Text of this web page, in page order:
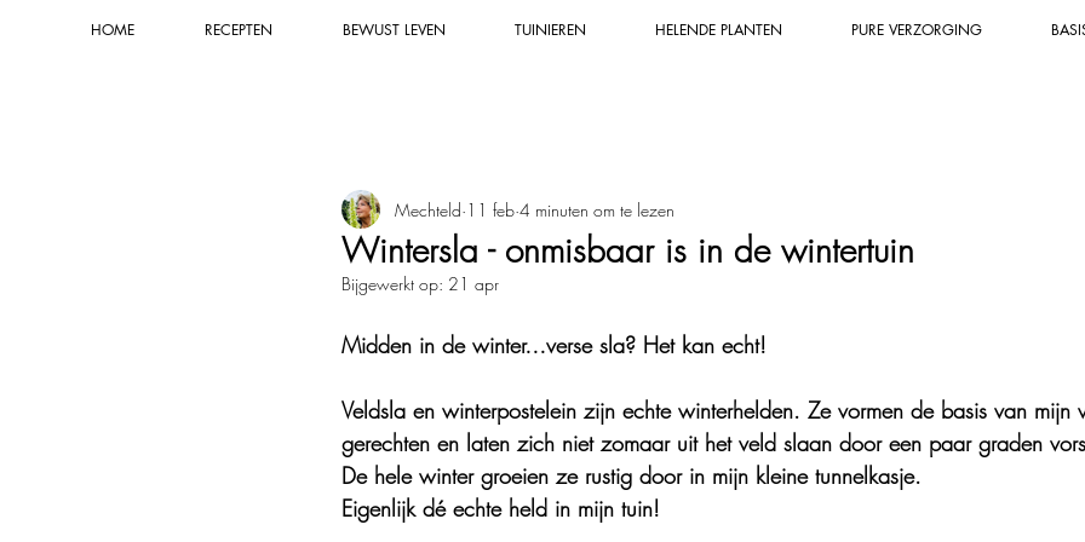
HOME RECEPTEN BEWUST LEVEN TUINIEREN HELENDE PLANTEN PURE VERZORGING
Natuurkracht & groene rituelen Helende zalf & tinctuur
Natuurlijke verzorging Natuurwijsheid & -kracht Bakrecepten Dessert Groenten &
Natuurlijk schoonmaken Blog Natuurlijke apotheek
Wintersla - onmisbaar is in de wintertuin
Mechteld 11 feb 4 minuten om te lezen
Bijgewerkt op: 21 apr
Midden in de winter…verse sla? Het kan echt!
Veldsla en winterpostelein zijn echte winterhelden. Ze vormen de basis van mijn
gerechten en laten zich niet zomaar uit het veld slaan door een paar graden
De hele winter groeien ze rustig door in mijn kleine tunnelkasje.
Eigenlijk dé echte held in mijn tuin!